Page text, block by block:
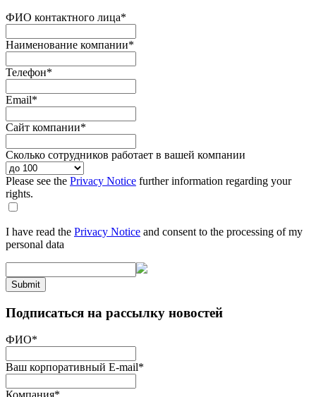
ФИО контактного лица*
Наименование компании*
Телефон*
Email*
Сайт компании*
Сколько сотрудников работает в вашей компании
Please see the Privacy Notice further information regarding your
rights.
I have read the Privacy Notice and consent to the processing of my
personal data
Submit
Подписаться на рассылку новостей
ФИО*
Ваш корпоративный E-mail*